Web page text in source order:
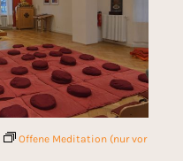
Offene Meditation (nur vor